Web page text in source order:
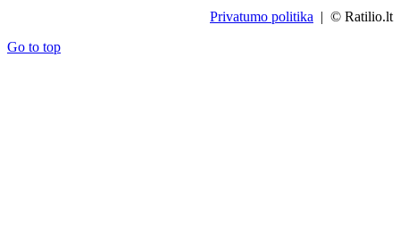
Privatumo politika | © Ratilio.lt
Go to top